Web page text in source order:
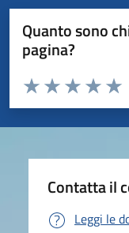
Quanto sono
pagina?
Valuta da 1 a 5 stelle la
Valuta
Valuta 3
Valuta 2 stelle
Valuta 1 stelle su 5
Contatta il
Leggi le